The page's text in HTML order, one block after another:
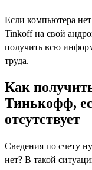
Если компьютера
Tinkoff на свой
получить всю
труда.
Как
Тинькофф,
отсутствует
Сведения по счету
нет? В такой